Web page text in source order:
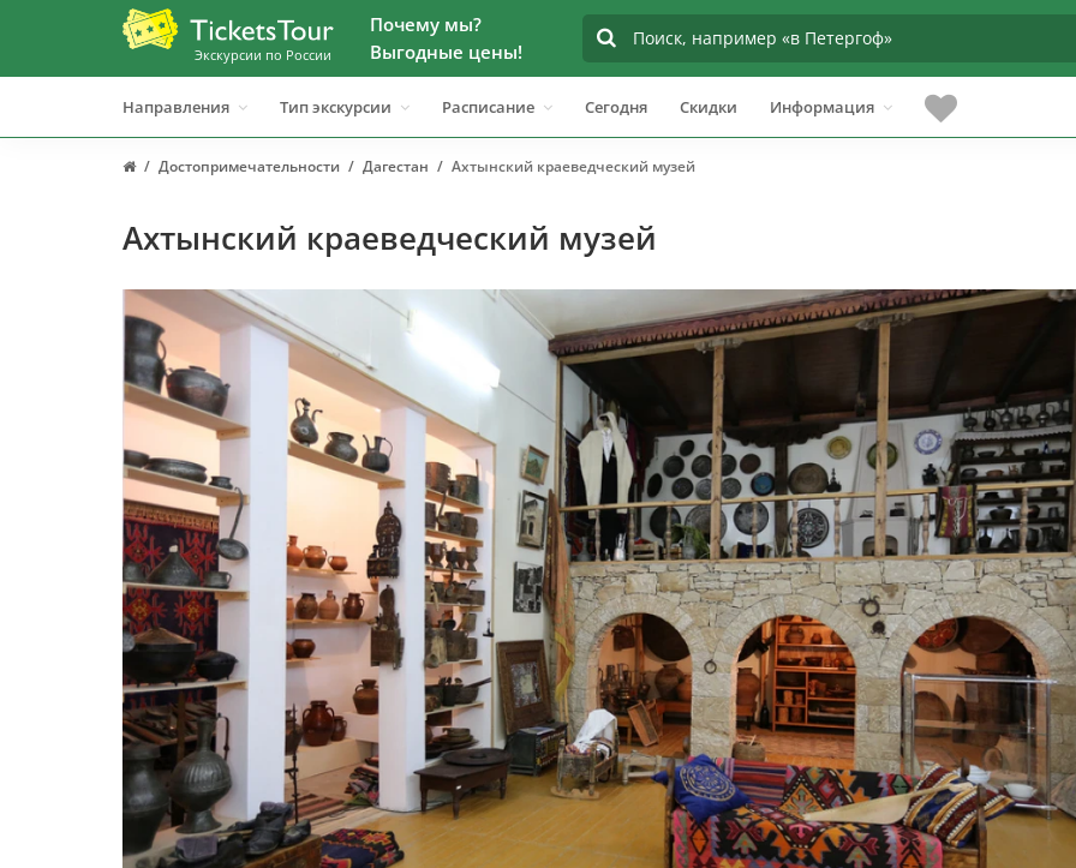
Экскурсии по России
Почему мы?
Выгодные цены!
Направления Тип экскурсии Расписание Сегодня Скидки Информация
Достопримечательности Дагестан Ахтынский краеведческий музей
Ахтынский краеведческий музей